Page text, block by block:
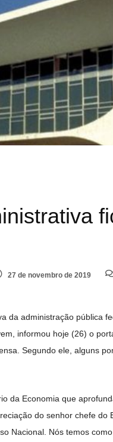
27 de novembro de 2019
da administração pública
informou hoje (26) o
Segundo ele, alguns
da Economia que
do senhor chefe do
Nacional. Nós temos